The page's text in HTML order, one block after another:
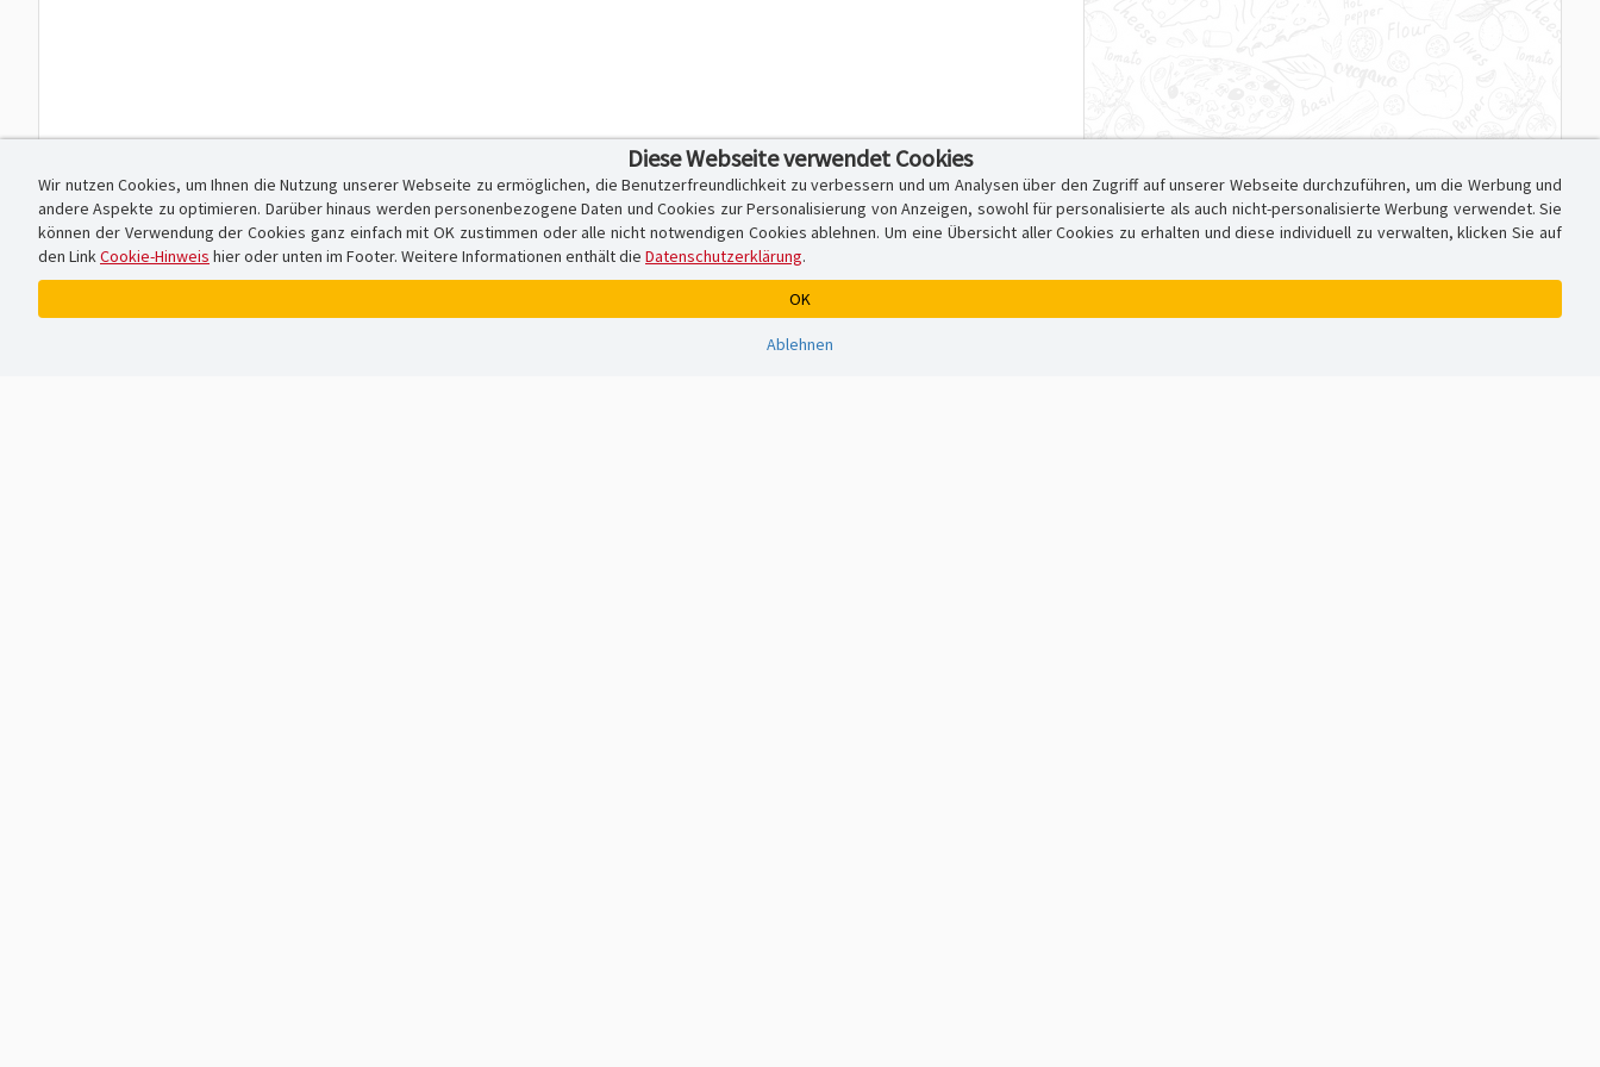
Diese Webseite verwendet Cookies
Wir nutzen Cookies, um Ihnen die Nutzung unserer Webseite zu ermöglichen, die Benutzerfreundlichkeit zu verbessern und um Analysen über den Zugriff auf unserer Webseite durchzuführen, um die Werbung und
andere Aspekte zu optimieren. Darüber hinaus werden personenbezogene Daten und Cookies zur Personalisierung von Anzeigen, sowohl für personalisierte als auch nicht-personalisierte Werbung verwendet. Sie
können der Verwendung der Cookies ganz einfach mit OK zustimmen oder alle nicht notwendigen Cookies ablehnen. Um eine Übersicht aller Cookies zu erhalten und diese individuell zu verwalten, klicken Sie auf
den LinkCookie-Hinweis hier oder unten im Footer. Weitere Informationen enthält die Datenschutzerklärung.
OK
Ablehnen